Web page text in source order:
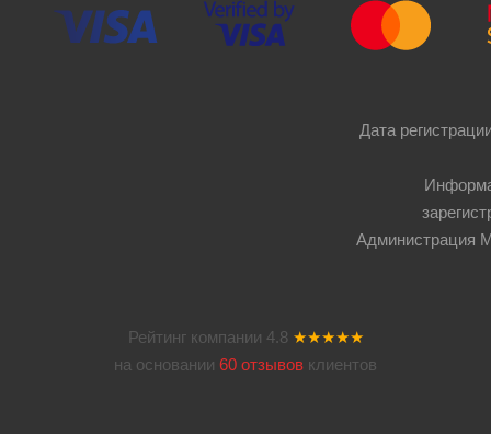
Дата
Администрация
Рейтинг компании 4.8 ★★★★★
на основании 60 отзывов клиентов